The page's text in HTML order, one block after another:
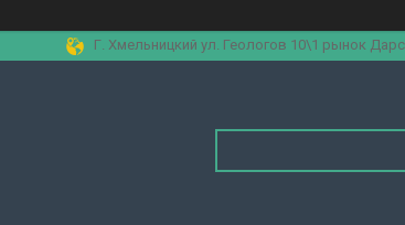
Г. Хмельницкий ул. Геологов 10\1 рынок